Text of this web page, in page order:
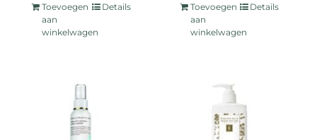
Toevoegen
aan
winkelwagen
Details
Toevoegen
aan
winkelwagen
Details